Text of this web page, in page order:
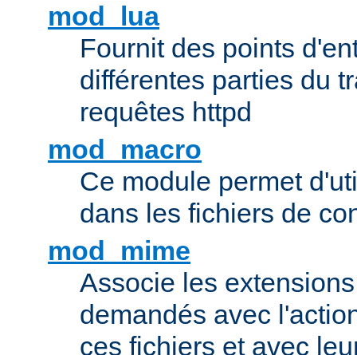
mod_lua
Fournit des points
différentes parties du
requêtes httpd
mod_macro
Ce module permet
dans les fichiers de
mod_mime
Associe les
demandés avec
ces fichiers et avec